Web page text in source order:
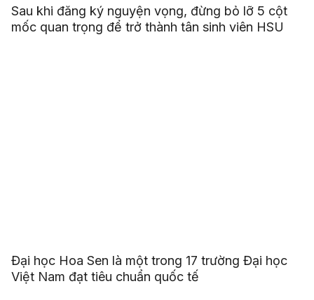
Sau khi đăng ký nguyện vọng, đừng bỏ lỡ 5 cột
mốc quan trọng để trở thành tân sinh viên HSU
Đại học Hoa Sen là một trong 17 trường Đại học
Việt Nam đạt tiêu chuẩn quốc tế